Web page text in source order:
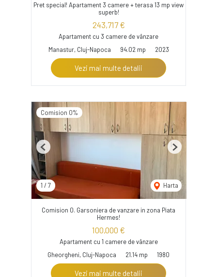
Pret special! Apartament 3 camere + terasa 13 mp view
superb!
243,717 €
Apartament cu 3 camere de vânzare
Manastur, Cluj-Napoca
94.02 mp 2023
Vezi mai multe detalii
Comision 0%
1 / 7 Harta
Previous Next
Comision 0. Garsoniera de vanzare in zona Piata
Hermes!
100,000 €
Apartament cu 1 camere de vânzare
Gheorgheni, Cluj-Napoca
21.14 mp 1980
Vezi mai multe detalii